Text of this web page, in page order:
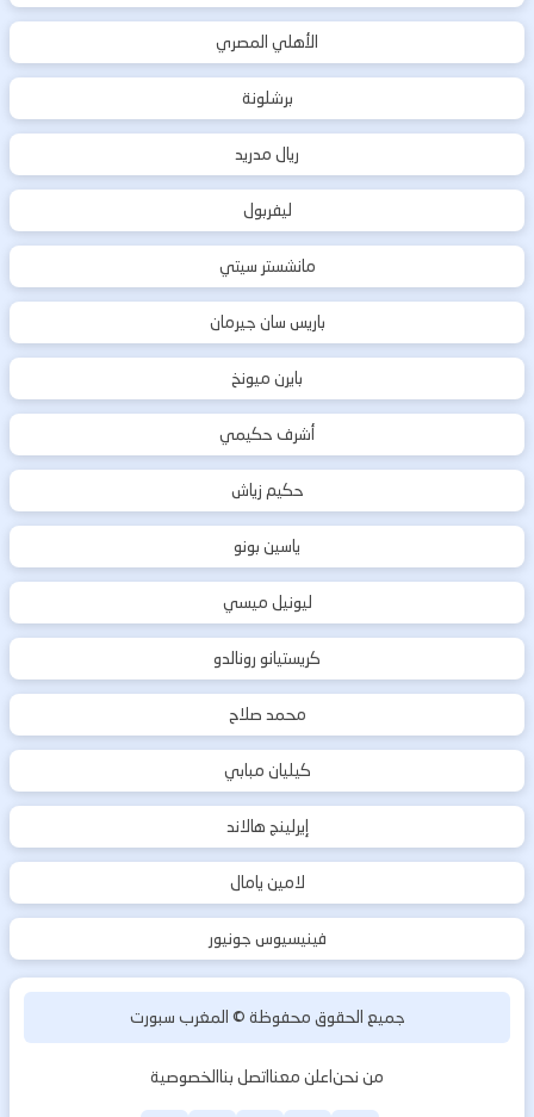
الأهلي المصري
برشلونة
ريال مدريد
ليفربول
مانشستر سيتي
باريس سان جيرمان
بايرن ميونخ
أشرف حكيمي
حكيم زياش
ياسين بونو
ليونيل ميسي
كريستيانو رونالدو
محمد صلاح
كيليان مبابي
إيرلينج هالاند
لامين يامال
فينيسيوس جونيور
جميع الحقوق محفوظة ©المغرب سبورت
من نحناعلن معنااتصل بناالخصوصية